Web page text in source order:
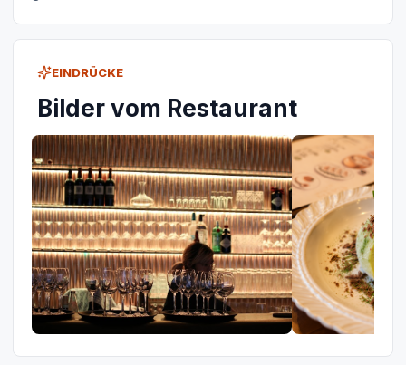
EINDRÜCKE
Bilder vom Restaurant